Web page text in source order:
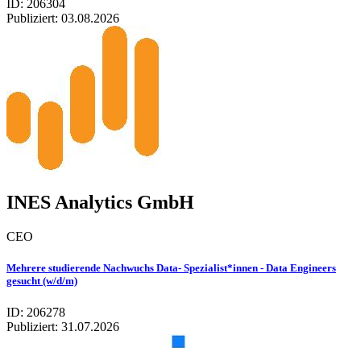
ID: 206304
Publiziert: 03.08.2026
INES Analytics GmbH
CEO
Mehrere studierende Nachwuchs Data- Spezialist*innen - Data Engineers
gesucht (w/d/m)
ID: 206278
Publiziert: 31.07.2026